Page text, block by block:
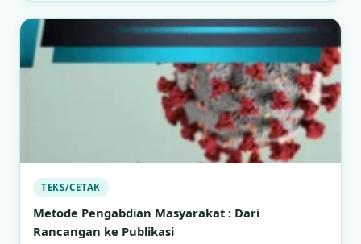
TEKS/CETAK
Metode Pengabdian Masyarakat : Dari
Rancangan ke Publikasi